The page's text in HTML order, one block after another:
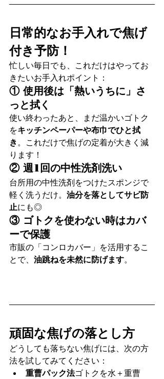
日常的なお手入れで焦げ
付き予防！
忙しい毎日でも、これだけはやってお
きたいお手入れポイント：
① 使用後は「熱いうちに」さ
っと拭く
使い終わったあと、まだ温かいゴトク
をキッチンペーパーや布巾でひと拭
き 。これだけで焦げの定着が大きく減
ります！
② 週1回の中性洗剤洗い
台所用の中性洗剤をつけたスポンジで
軽く洗うだけ。 油分を落としてサビ防
止にも◎
③ ゴトクを使わない時はカバ
ーで保護
市販の「コンロカバー」を活用するこ
とで、 油跳ねを未然に防げます。
頑固な焦げの落とし方
どうしても落ちない焦げには、次の方
法を試してみてください：
重曹パック法ゴトクを水＋重曹